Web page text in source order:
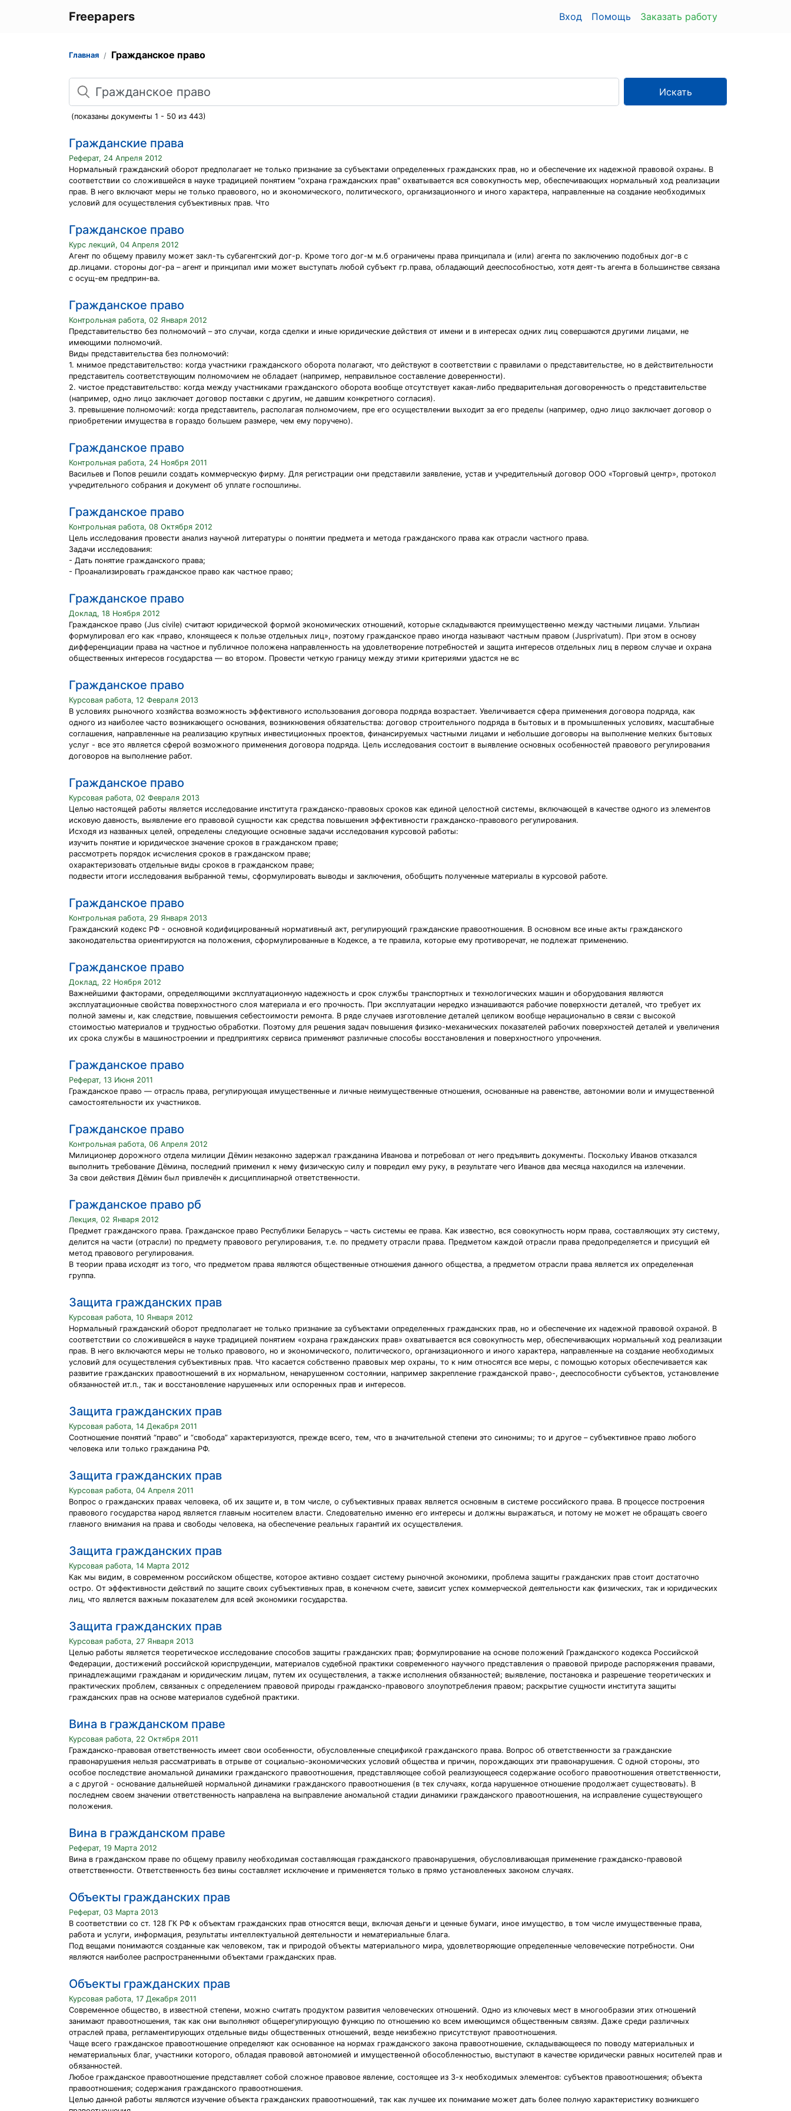
Freepapers Вход Помощь Заказать работу
Главная Гражданское право
Поиск
Искать
(показаны документы 1 - 50 из 443)
Гражданские права
Реферат, 24 Апреля 2012
Нормальный гражданский оборот предполагает не только признание за субъектами определенных гражданских прав, но и обеспечение их надежной правовой охраны. В
соответствии со сложившейся в науке традицией понятием "охрана гражданских прав" охватывается вся совокупность мер, обеспечивающих нормальный ход реализации
прав. В него включают меры не только правового, но и экономического, политического, организационного и иного характера, направленные на создание необходимых
условий для осуществления субъективных прав. Что
Гражданское право
Курс лекций, 04 Апреля 2012
Агент по общему правилу может закл-ть субагентский дог-р. Кроме того дог-м м.б ограничены права принципала и (или) агента по заключению подобных дог-в с
др.лицами. стороны дог-ра – агент и принципал ими может выступать любой субъект гр.права, обладающий дееспособностью, хотя деят-ть агента в большинстве связана
с осущ-ем предприн-ва.
Гражданское право
Контрольная работа, 02 Января 2012
Представительство без полномочий – это случаи, когда сделки и иные юридические действия от имени и в интересах одних лиц совершаются другими лицами, не
имеющими полномочий.
Виды представительства без полномочий:
1. мнимое представительство: когда участники гражданского оборота полагают, что действуют в соответствии с правилами о представительстве, но в действительности
представитель соответствующим полномочием не обладает (например, неправильное составление доверенности).
2. чистое представительство: когда между участниками гражданского оборота вообще отсутствует какая-либо предварительная договоренность о представительстве
(например, одно лицо заключает договор поставки с другим, не давшим конкретного согласия).
3. превышение полномочий: когда представитель, располагая полномочием, пре его осуществлении выходит за его пределы (например, одно лицо заключает договор о
приобретении имущества в гораздо большем размере, чем ему поручено).
Гражданское право
Контрольная работа, 24 Ноября 2011
Васильев и Попов решили создать коммерческую фирму. Для регистрации они представили заявление, устав и учредительный договор ООО «Торговый центр», протокол
учредительного собрания и документ об уплате госпошлины.
Гражданское право
Контрольная работа, 08 Октября 2012
Цель исследования провести анализ научной литературы о понятии предмета и метода гражданского права как отрасли частного права.
Задачи исследования:
- Дать понятие гражданского права;
- Проанализировать гражданское право как частное право;
Гражданское право
Доклад, 18 Ноября 2012
Гражданское право (Jus civile) считают юридической формой экономических отношений, которые складываются преимущественно между частными лицами. Ульпиан
формулировал его как «право, клонящееся к пользе отдельных лиц», поэтому гражданское право иногда называют частным правом (Jusprivatum). При этом в основу
дифференциации права на частное и публичное положена направленность на удовлетворение потребностей и защита интересов отдельных лиц в первом случае и охрана
общественных интересов государства — во втором. Провести четкую границу между этими критериями удастся не вс
Гражданское право
Курсовая работа, 12 Февраля 2013
В условиях рыночного хозяйства возможность эффективного использования договора подряда возрастает. Увеличивается сфера применения договора подряда, как
одного из наиболее часто возникающего основания, возникновения обязательства: договор строительного подряда в бытовых и в промышленных условиях, масштабные
соглашения, направленные на реализацию крупных инвестиционных проектов, финансируемых частными лицами и небольшие договоры на выполнение мелких бытовых
услуг - все это является сферой возможного применения договора подряда. Цель исследования состоит в выявление основных особенностей правового регулирования
договоров на выполнение работ.
Гражданское право
Курсовая работа, 02 Февраля 2013
Целью настоящей работы является исследование института гражданско-правовых сроков как единой целостной системы, включающей в качестве одного из элементов
исковую давность, выявление его правовой сущности как средства повышения эффективности гражданско-правового регулирования.
Исходя из названных целей, определены следующие основные задачи исследования курсовой работы:
изучить понятие и юридическое значение сроков в гражданском праве;
рассмотреть порядок исчисления сроков в гражданском праве;
охарактеризовать отдельные виды сроков в гражданском праве;
подвести итоги исследования выбранной темы, сформулировать выводы и заключения, обобщить полученные материалы в курсовой работе.
Гражданское право
Контрольная работа, 29 Января 2013
Гражданский кодекс РФ - основной кодифицированный нормативный акт, регулирующий гражданские правоотношения. В основном все иные акты гражданского
законодательства ориентируются на положения, сформулированные в Кодексе, а те правила, которые ему противоречат, не подлежат применению.
Гражданское право
Доклад, 22 Ноября 2012
Важнейшими факторами, определяющими эксплуатационную надежность и срок службы транспортных и технологических машин и оборудования являются
эксплуатационные свойства поверхностного слоя материала и его прочность. При эксплуатации нередко изнашиваются рабочие поверхности деталей, что требует их
полной замены и, как следствие, повышения себестоимости ремонта. В ряде случаев изготовление деталей целиком вообще нерационально в связи с высокой
стоимостью материалов и трудностью обработки. Поэтому для решения задач повышения физико-механических показателей рабочих поверхностей деталей и увеличения
их срока службы в машиностроении и предприятиях сервиса применяют различные способы восстановления и поверхностного упрочнения.
Гражданское право
Реферат, 13 Июня 2011
Гражданское право — отрасль права, регулирующая имущественные и личные неимущественные отношения, основанные на равенстве, автономии воли и имущественной
самостоятельности их участников.
Гражданское право
Контрольная работа, 06 Апреля 2012
Милиционер дорожного отдела милиции Дёмин незаконно задержал гражданина Иванова и потребовал от него предъявить документы. Поскольку Иванов отказался
выполнить требование Дёмина, последний применил к нему физическую силу и повредил ему руку, в результате чего Иванов два месяца находился на излечении.
За свои действия Дёмин был привлечён к дисциплинарной ответственности.
Гражданское право рб
Лекция, 02 Января 2012
Предмет гражданского права. Гражданское право Республики Беларусь – часть системы ее права. Как известно, вся совокупность норм права, составляющих эту систему,
делится на части (отрасли) по предмету правового регулирования, т.е. по предмету отрасли права. Предметом каждой отрасли права предопределяется и присущий ей
метод правового регулирования.
В теории права исходят из того, что предметом права являются общественные отношения данного общества, а предметом отрасли права является их определенная
группа.
Защита гражданских прав
Курсовая работа, 10 Января 2012
Нормальный гражданский оборот предполагает не только признание за субъектами определенных гражданских прав, но и обеспечение их надежной правовой охраной. В
соответствии со сложившейся в науке традицией понятием «охрана гражданских прав» охватывается вся совокупность мер, обеспечивающих нормальный ход реализации
прав. В него включаются меры не только правового, но и экономического, политического, организационного и иного характера, направленные на создание необходимых
условий для осуществления субъективных прав. Что касается собственно правовых мер охраны, то к ним относятся все меры, с помощью которых обеспечивается как
развитие гражданских правоотношений в их нормальном, ненарушенном состоянии, например закрепление гражданской право-, дееспособности субъектов, установление
обязанностей ит.п., так и восстановление нарушенных или оспоренных прав и интересов.
Защита гражданских прав
Курсовая работа, 14 Декабря 2011
Соотношение понятий “право” и “свобода” характеризуются, прежде всего, тем, что в значительной степени это синонимы; то и другое – субъективное право любого
человека или только гражданина РФ.
Защита гражданских прав
Курсовая работа, 04 Апреля 2011
Вопрос о гражданских правах человека, об их защите и, в том числе, о субъективных правах является основным в системе российского права. В процессе построения
правового государства народ является главным носителем власти. Следовательно именно его интересы и должны выражаться, и потому не может не обращать своего
главного внимания на права и свободы человека, на обеспечение реальных гарантий их осуществления.
Защита гражданских прав
Курсовая работа, 14 Марта 2012
Как мы видим, в современном российском обществе, которое активно создает систему рыночной экономики, проблема защиты гражданских прав стоит достаточно
остро. От эффективности действий по защите своих субъективных прав, в конечном счете, зависит успех коммерческой деятельности как физических, так и юридических
лиц, что является важным показателем для всей экономики государства.
Защита гражданских прав
Курсовая работа, 27 Января 2013
Целью работы является теоретическое исследование способов защиты гражданских прав; формулирование на основе положений Гражданского кодекса Российской
Федерации, достижений российской юриспруденции, материалов судебной практики современного научного представления о правовой природе распоряжения правами,
принадлежащими гражданам и юридическим лицам, путем их осуществления, а также исполнения обязанностей; выявление, постановка и разрешение теоретических и
практических проблем, связанных с определением правовой природы гражданско-правового злоупотребления правом; раскрытие сущности института защиты
гражданских прав на основе материалов судебной практики.
Вина в гражданском праве
Курсовая работа, 22 Октября 2011
Гражданско-правовая ответственность имеет свои особенности, обусловленные спецификой гражданского права. Вопрос об ответственности за гражданские
правонарушения нельзя рассматривать в отрыве от социально-экономических условий общества и причин, порождающих эти правонарушения. С одной стороны, это
особое последствие аномальной динамики гражданского правоотношения, представляющее собой реализующееся содержание особого правоотношения ответственности,
а с другой - основание дальнейшей нормальной динамики гражданского правоотношения (в тех случаях, когда нарушенное отношение продолжает существовать). В
последнем своем значении ответственность направлена на выправление аномальной стадии динамики гражданского правоотношения, на исправление существующего
положения.
Вина в гражданском праве
Реферат, 19 Марта 2012
Вина в гражданском праве по общему правилу необходимая составляющая гражданского правонарушения, обусловливающая применение гражданско-правовой
ответственности. Ответственность без вины составляет исключение и применяется только в прямо установленных законом случаях.
Объекты гражданских прав
Реферат, 03 Марта 2013
В соответствии со ст. 128 ГК РФ к объектам гражданских прав относятся вещи, включая деньги и ценные бумаги, иное имущество, в том числе имущественные права,
работа и услуги, информация, результаты интеллектуальной деятельности и нематериальные блага.
Под вещами понимаются созданные как человеком, так и природой объекты материального мира, удовлетворяющие определенные человеческие потребности. Они
являются наиболее распространенными объектами гражданских прав.
Объекты гражданских прав
Курсовая работа, 17 Декабря 2011
Современное общество, в известной степени, можно считать продуктом развития человеческих отношений. Одно из ключевых мест в многообразии этих отношений
занимают правоотношения, так как они выполняют общерегулирующую функцию по отношению ко всем имеющимся общественным связям. Даже среди различных
отраслей права, регламентирующих отдельные виды общественных отношений, везде неизбежно присутствуют правоотношения.
Чаще всего гражданское правоотношение определяют как основанное на нормах гражданского закона правоотношение, складывающееся по поводу материальных и
нематериальных благ, участники которого, обладая правовой автономией и имущественной обособленностью, выступают в качестве юридически равных носителей прав и
обязанностей.
Любое гражданское правоотношение представляет собой сложное правовое явление, состоящее из 3-х необходимых элементов: субъектов правоотношения; объекта
правоотношения; содержания гражданского правоотношения.
Целью данной работы являются изучение объекта гражданских правоотношений, так как лучшее их понимание может дать более полную характеристику возникшего